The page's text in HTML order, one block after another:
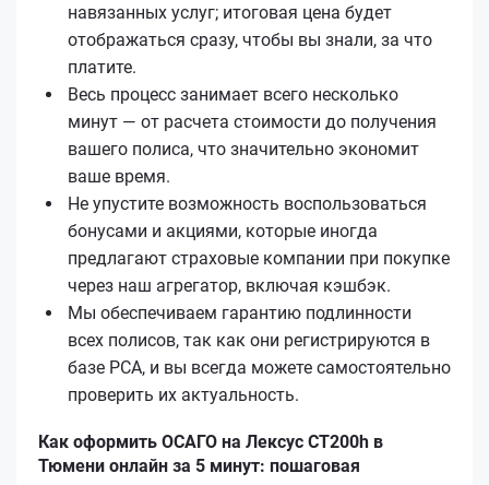
навязанных услуг; итоговая цена будет
отображаться сразу, чтобы вы знали, за что
платите.
Весь процесс занимает всего несколько
минут — от расчета стоимости до получения
вашего полиса, что значительно экономит
ваше время.
Не упустите возможность воспользоваться
бонусами и акциями, которые иногда
предлагают страховые компании при покупке
через наш агрегатор, включая кэшбэк.
Мы обеспечиваем гарантию подлинности
всех полисов, так как они регистрируются в
базе РСА, и вы всегда можете самостоятельно
проверить их актуальность.
Как оформить ОСАГО на Лексус CT200h в
Тюмени онлайн за 5 минут: пошаговая